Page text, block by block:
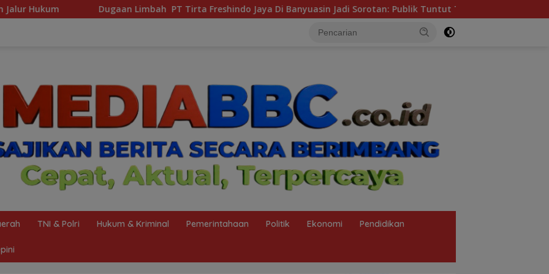
Limbah PT Tirta Freshindo Jaya Di Banyuasin Jadi Sorotan: Publik Tuntut Transparansi Pemerintah dan Perusahaan
TNI & Polri Hukum & Kriminal Pemerintahaan Politik Ekonomi Pendidikan